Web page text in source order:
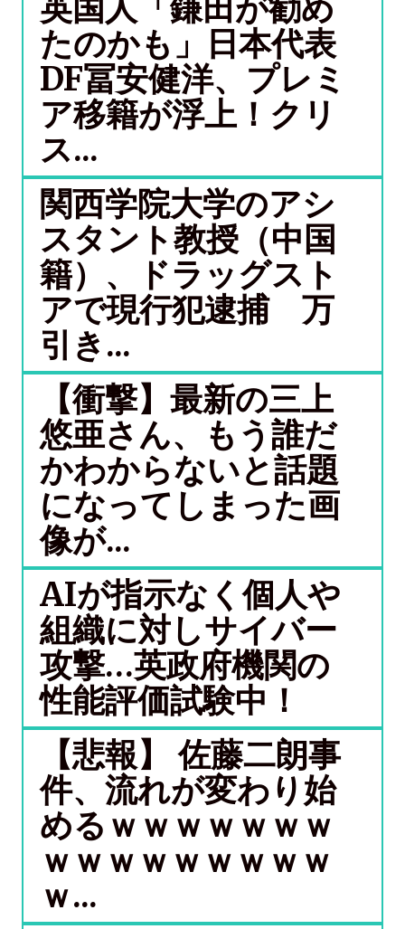
英国人「鎌田が勧め
たのかも」日本代表
DF冨安健洋、プレミ
ア移籍が浮上！クリ
ス...
関西学院大学のアシ
スタント教授（中国
籍）、ドラッグスト
アで現行犯逮捕 万
引き...
【衝撃】最新の三上
悠亜さん、もう誰だ
かわからないと話題
になってしまった画
像が...
AIが指示なく個人や
組織に対しサイバー
攻撃…英政府機関の
性能評価試験中！
【悲報】 佐藤二朗事
件、流れが変わり始
めるｗｗｗｗｗｗｗ
ｗｗｗｗｗｗｗｗｗ
ｗ...